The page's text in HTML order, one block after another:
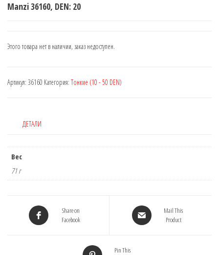
Manzi 36160, DEN: 20
Этого товара нет в наличии, заказ недоступен.
Артикул: 36160 Категория: Тонкие (10 - 50 DEN)
ДЕТАЛИ
Вес
71 г
Share on
Facebook
Mail This
Product
Pin This